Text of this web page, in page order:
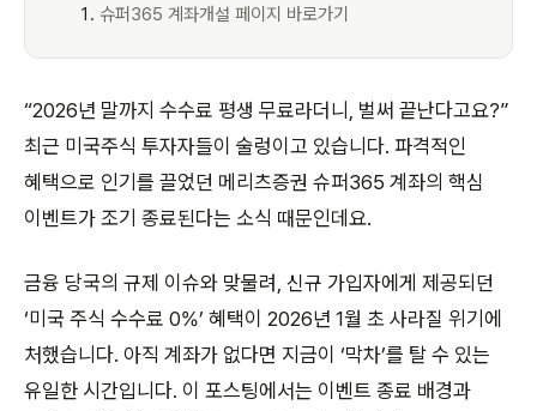
슈퍼365 계좌개설 페이지 바로가기
“2026년 말까지 수수료 평생 무료라더니, 벌써 끝난다고요?”
최근 미국주식 투자자들이 술렁이고 있습니다. 파격적인
혜택으로 인기를 끌었던 메리츠증권 슈퍼365 계좌의 핵심
이벤트가 조기 종료된다는 소식 때문인데요.
금융 당국의 규제 이슈와 맞물려, 신규 가입자에게 제공되던
‘미국 주식 수수료 0%’ 혜택이 2026년 1월 초 사라질 위기에
처했습니다. 아직 계좌가 없다면 지금이 ‘막차’를 탈 수 있는
유일한 시간입니다. 이 포스팅에서는 이벤트 종료 배경과